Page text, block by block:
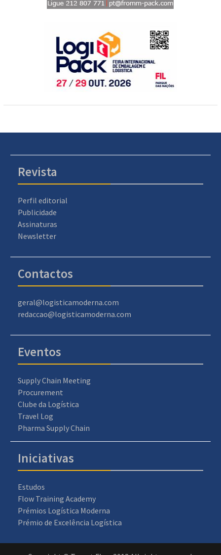
Revista
Perfil editorial
Publicidade
Assinaturas
Newsletter
Contactos
geral@logisticamoderna.com
redaccao@logisticamoderna.com
Eventos
Supply Chain Meeting
Procurement
Clube da Logística
Travel Log
Pharma Supply Chain
Iniciativas
Estudos
Flow Training Academy
Prémios Logística Moderna
Prémio de Excelência Logística